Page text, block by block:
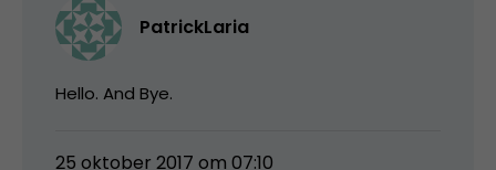
PatrickLaria
Hello. And Bye.
25 oktober 2017 om 07:10